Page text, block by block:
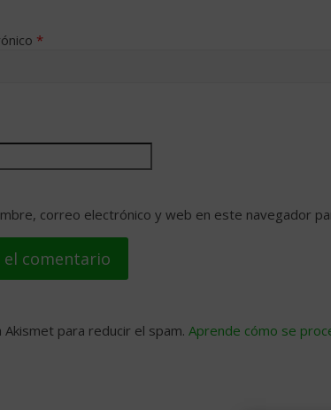
*
correo electrónico y web en este navegador
Akismet para reducir el spam. Aprende cómo se